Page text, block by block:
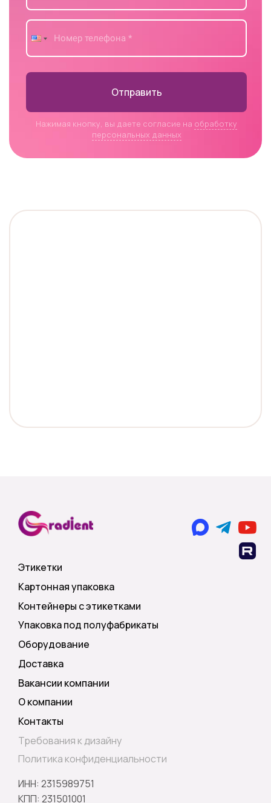
Отправить
Нажимая кнопку, вы даете согласие на обработку
персональных данных
Этикетки
Картонная упаковка
Контейнеры с этикетками
Упаковка под полуфабрикаты
Оборудование
Доставка
Вакансии компании
О компании
Контакты
Требования к дизайну
Политика конфиденциальности
ИНН: 2315989751
КПП: 231501001